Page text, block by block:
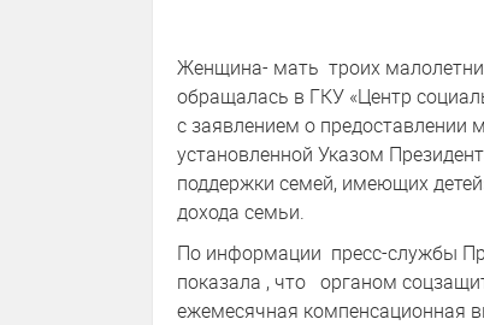
Женщина- мать троих
обращалась в ГКУ «Центр
с заявлением о предоставлении
установленной Указом
поддержки семей, имеющих
дохода семьи.
По информации пресс-службы
показала , что органом
ежемесячная компенсационная